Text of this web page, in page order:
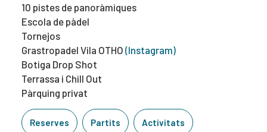
10 pistes de panoràmiques
Escola de pàdel
Tornejos
Grastropadel Vila OTHO (Instagram)
Botiga Drop Shot
Terrassa i Chill Out
Pàrquing privat
Reserves Partits Activitats